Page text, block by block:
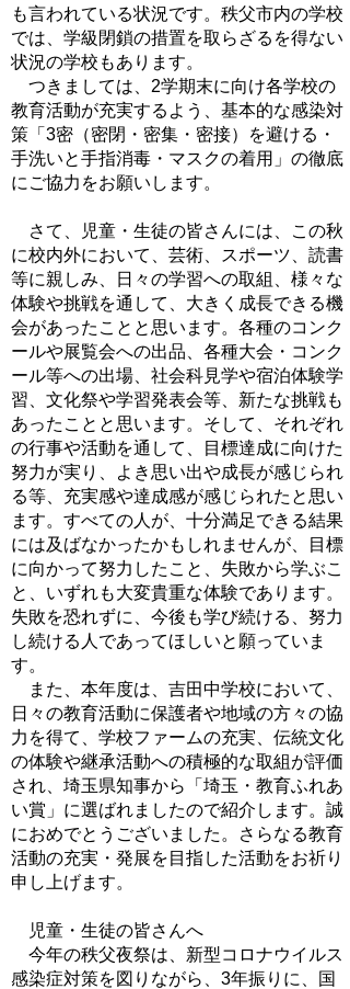
も言われている状況です。秩父市内の学校
では、学級閉鎖の措置を取らざるを得ない
状況の学校もあります。
つきましては、2学期末に向け各学校の
教育活動が充実するよう、基本的な感染対
策「3密（密閉・密集・密接）を避ける・
手洗いと手指消毒・マスクの着用」の徹底
にご協力をお願いします。
さて、児童・生徒の皆さんには、この秋
に校内外において、芸術、スポーツ、読書
等に親しみ、日々の学習への取組、様々な
体験や挑戦を通して、大きく成長できる機
会があったことと思います。各種のコンク
ールや展覧会への出品、各種大会・コンク
ール等への出場、社会科見学や宿泊体験学
習、文化祭や学習発表会等、新たな挑戦も
あったことと思います。そして、それぞれ
の行事や活動を通して、目標達成に向けた
努力が実り、よき思い出や成長が感じられ
る等、充実感や達成感が感じられたと思い
ます。すべての人が、十分満足できる結果
には及ばなかったかもしれませんが、目標
に向かって努力したこと、失敗から学ぶこ
と、いずれも大変貴重な体験であります。
失敗を恐れずに、今後も学び続ける、努力
し続ける人であってほしいと願っていま
す。
また、本年度は、吉田中学校において、
日々の教育活動に保護者や地域の方々の協
力を得て、学校ファームの充実、伝統文化
の体験や継承活動への積極的な取組が評価
され、埼玉県知事から「埼玉・教育ふれあ
い賞」に選ばれましたので紹介します。誠
におめでとうございました。さらなる教育
活動の充実・発展を目指した活動をお祈り
申し上げます。
児童・生徒の皆さんへ
今年の秩父夜祭は、新型コロナウイルス
感染症対策を図りながら、3年振りに、国